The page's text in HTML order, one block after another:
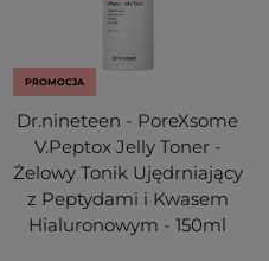
PROMOCJA
Dr.nineteen - PoreXsome
V.Peptox Jelly Toner -
Żelowy Tonik Ujędrniający
z Peptydami i Kwasem
Hialuronowym - 150ml